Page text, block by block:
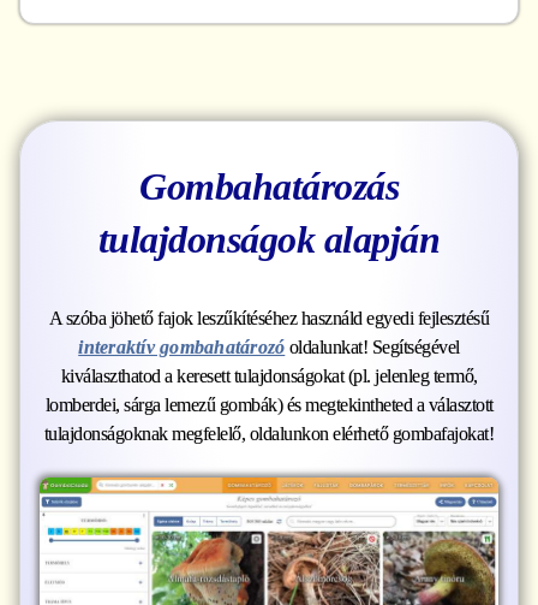
Gombahatározás
tulajdonságok alapján
A szóba jöhető fajok leszűkítéséhez használd egyedi fejlesztésű
interaktív gombahatározó oldalunkat! Segítségével
kiválaszthatod a keresett tulajdonságokat (pl. jelenleg termő,
lomberdei, sárga lemezű gombák) és megtekintheted a választott
tulajdonságoknak megfelelő, oldalunkon elérhető gombafajokat!